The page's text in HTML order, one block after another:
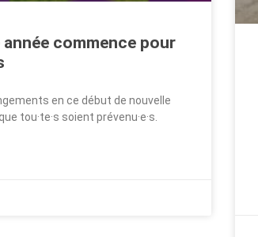
année commence pour
en ce début de nouvelle
tou·te·s soient prévenu·e·s.